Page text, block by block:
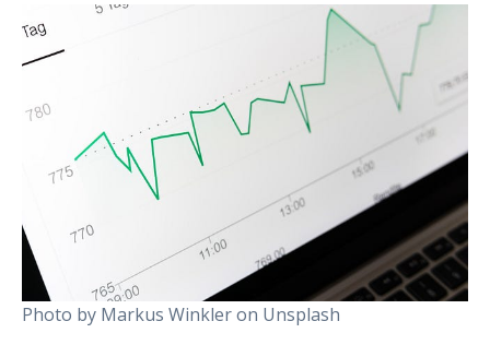
Photo by Markus Winkler on Unsplash